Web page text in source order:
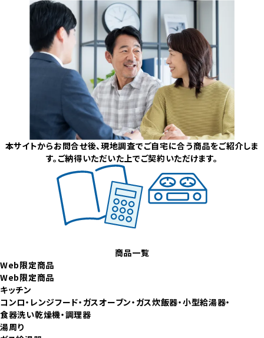
本サイトからお問合せ後、現地調査でご自宅に合う商品をご紹介しま
す。ご納得いただいた上でご契約いただけます。
商品一覧
Web限定商品
Web限定商品
キッチン
コンロ レンジフード ガスオーブン ガス炊飯器 小型給湯器
食器洗い乾燥機 調理器
湯周り